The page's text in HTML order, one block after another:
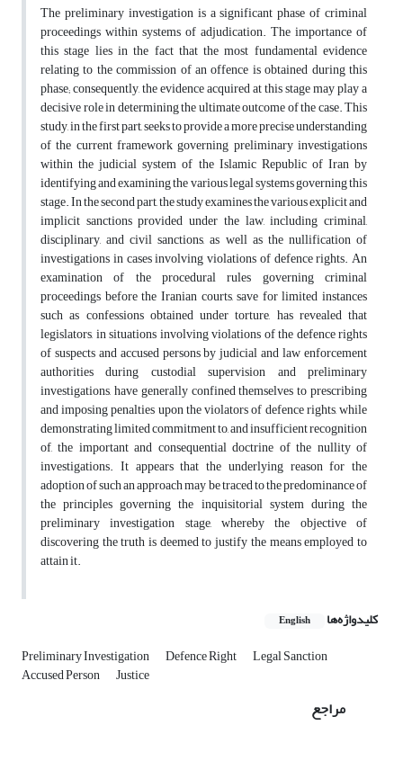
The preliminary investigation is a significant phase of criminal
proceedings within systems of adjudication. The importance of
this stage lies in the fact that the most fundamental evidence
relating to the commission of an offence is obtained during this
phase; consequently, the evidence acquired at this stage may play a
decisive role in determining the ultimate outcome of the case. This
study, in the first part, seeks to provide a more precise understanding
of the current framework governing preliminary investigations
within the judicial system of the Islamic Republic of Iran by
identifying and examining the various legal systems governing this
stage. In the second part, the study examines the various explicit and
implicit sanctions provided under the law, including criminal,
disciplinary, and civil sanctions, as well as the nullification of
investigations in cases involving violations of defence rights. An
examination of the procedural rules governing criminal
proceedings before the Iranian courts, save for limited instances
such as confessions obtained under torture, has revealed that
legislators, in situations involving violations of the defence rights
of suspects and accused persons by judicial and law enforcement
authorities during custodial supervision and preliminary
investigations, have generally confined themselves to prescribing
and imposing penalties upon the violators of defence rights, while
demonstrating limited commitment to, and insufficient recognition
of, the important and consequential doctrine of the nullity of
investigations. It appears that the underlying reason for the
adoption of such an approach may be traced to the predominance of
the principles governing the inquisitorial system during the
preliminary investigation stage, whereby the objective of
discovering the truth is deemed to justify the means employed to
attain it.
کلیدواژه‌ها English
Preliminary Investigation Defence Right Legal Sanction
Accused Person Justice
مراجع